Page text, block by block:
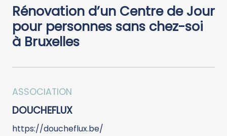
Rénovation d’un Centre de Jour
pour personnes sans chez-soi
à Bruxelles
ASSOCIATION
DOUCHEFLUX
https://doucheflux.be/